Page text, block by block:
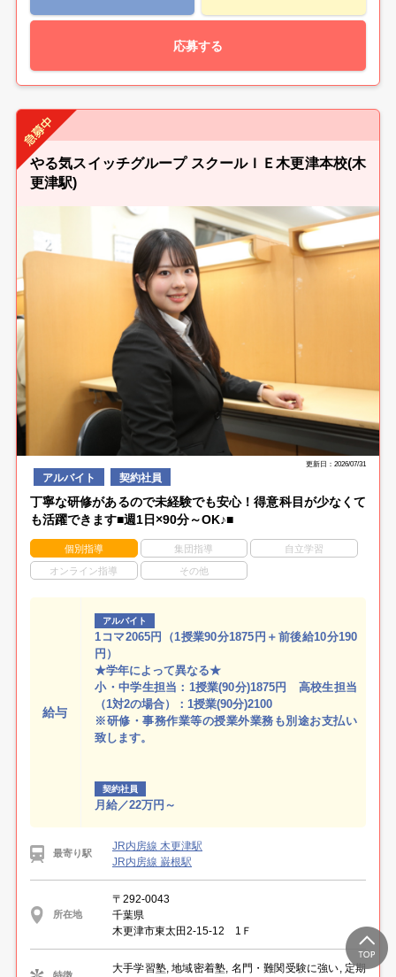
応募する
やる気スイッチグループ スクールＩＥ木更津本校(木
更津駅)
更新日：2026/07/31
アルバイト 契約社員
丁寧な研修があるので未経験でも安心！得意科目が少なくて
も活躍できます■週1日×90分～OK♪■
個別指導 集団指導 自立学習
オンライン指導 その他
給与
アルバイト
1コマ2065円（1授業90分1875円＋前後給10分190
円）
★学年によって異なる★
小・中学生担当：1授業(90分)1875円 高校生担当
（1対2の場合）：1授業(90分)2100
※研修・事務作業等の授業外業務も別途お支払い
致します。
契約社員
月給／22万円～
最寄り駅
JR内房線 木更津駅
JR内房線 巌根駅
所在地
〒292-0043
千葉県
木更津市東太田2-15-12 1Ｆ
大手学習塾, 地域密着塾, 名門・難関受験に強い, 定期